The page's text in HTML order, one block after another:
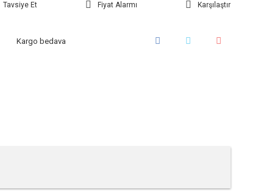
Tavsiye Et Fiyat Alarmı Karşılaştır
Kargo bedava